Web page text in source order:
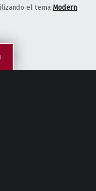
el tema Modern